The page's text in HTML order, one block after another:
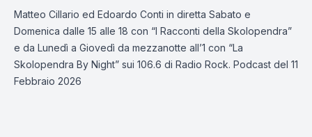
Matteo Cillario ed Edoardo Conti in diretta Sabato e
Domenica dalle 15 alle 18 con “I Racconti della Skolopendra”
e da Lunedì a Giovedì da mezzanotte all’1 con “La
Skolopendra By Night” sui 106.6 di Radio Rock. Podcast del 11
Febbraio 2026